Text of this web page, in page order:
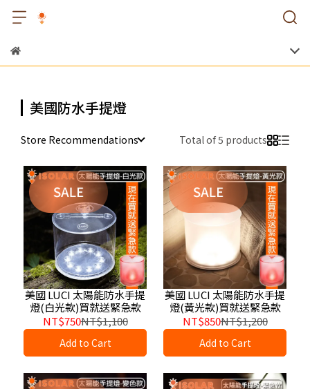
美國防水手提燈
Store Recommendations Total of 5 products
美國 LUCI 太陽能防水手提
燈(白光款)買就送緊急款
NT$750NT$1,100
Add to Cart
美國 LUCI 太陽能防水手提
燈(黃光款)買就送緊急款
NT$850NT$1,200
Add to Cart